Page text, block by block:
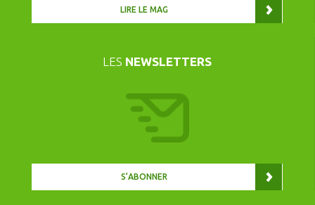
LIRE LE MAG
LES NEWSLETTERS
S’ABONNER